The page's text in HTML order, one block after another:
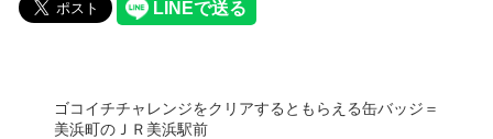
ゴコイチチャレンジをクリアするともらえる缶バッジ＝
美浜町のＪＲ美浜駅前